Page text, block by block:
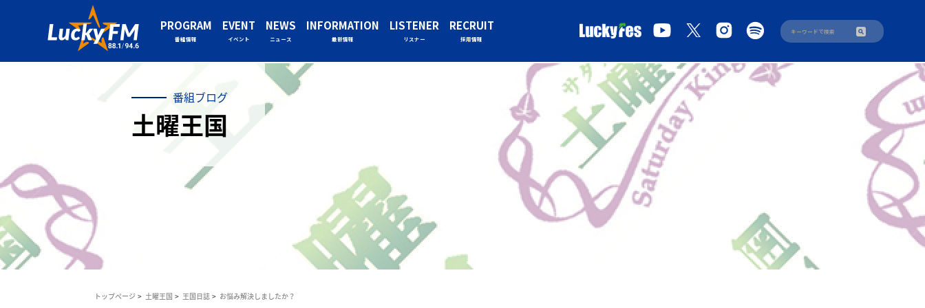
PROGRAM
番組情報
EVENT
イベント
NEWS
ニュース
INFORMATION
最新情報
LISTENER
リスナー
RECRUIT
採用情報
番組ブログ
土曜王国
トップページ 土曜王国 王国日誌 お悩み解決しましたか？